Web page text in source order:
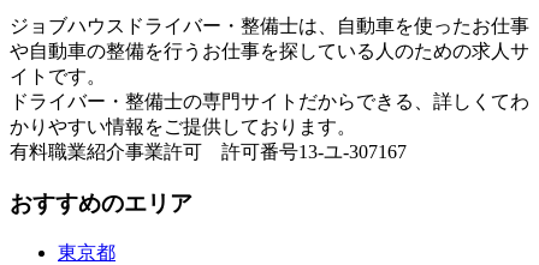
ジョブハウスドライバー・整備士は、自動車を使ったお仕事
や自動車の整備を行うお仕事を探している人のための求人サ
イトです。
ドライバー・整備士の専門サイトだからできる、詳しくてわ
かりやすい情報をご提供しております。
有料職業紹介事業許可 許可番号13-ユ-307167
おすすめのエリア
東京都